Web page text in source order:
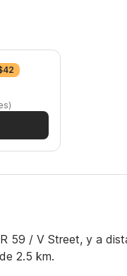
59 / V Street, y a
2.5 km.